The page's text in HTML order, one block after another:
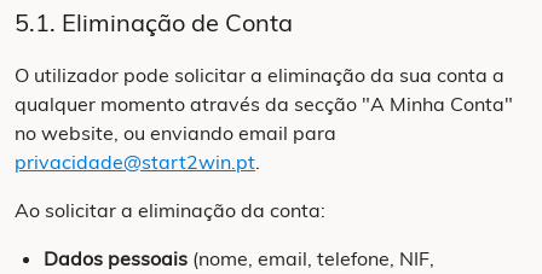
5.1. Eliminação de Conta
O utilizador pode solicitar a eliminação da sua conta a
qualquer momento através da secção "A Minha Conta"
no website, ou enviando email para
privacidade@start2win.pt.
Ao solicitar a eliminação da conta:
Dados pessoais (nome, email, telefone, NIF,